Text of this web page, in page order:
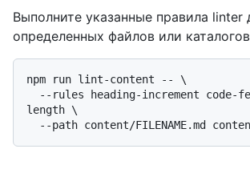
Выполните указанные правила linter
определенных файлов или
npm run lint-content -- \
length \